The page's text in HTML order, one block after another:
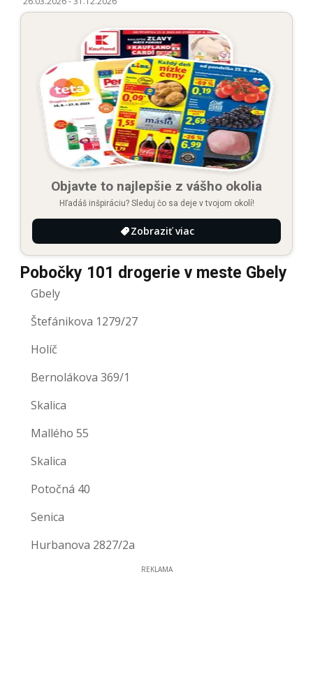
Objavte to najlepšie z vášho okolia
Hľadáš inšpiráciu? Sleduj čo sa deje v tvojom okolí!
Zobraziť viac
Pobočky 101 drogerie v meste Gbely
Gbely
Štefánikova 1279/27
Holíč
Bernolákova 369/1
Skalica
Mallého 55
Skalica
Potočná 40
Senica
Hurbanova 2827/2a
REKLAMA